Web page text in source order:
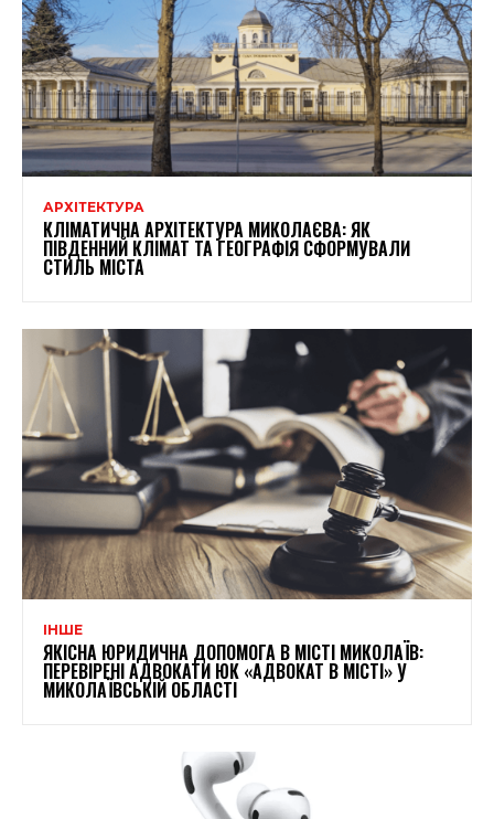
АРХІТЕКТУРА
КЛІМАТИЧНА АРХІТЕКТУРА МИКОЛАЄВА: ЯК
ПІВДЕННИЙ КЛІМАТ ТА ГЕОГРАФІЯ СФОРМУВАЛИ
СТИЛЬ МІСТА
ІНШЕ
ЯКІСНА ЮРИДИЧНА ДОПОМОГА В МІСТІ МИКОЛАЇВ:
ПЕРЕВІРЕНІ АДВОКАТИ ЮК «АДВОКАТ В МІСТІ» У
МИКОЛАЇВСЬКІЙ ОБЛАСТІ